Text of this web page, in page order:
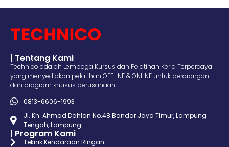
| Tentang Kami
Technico adalah Lembaga Kursus dan Pelatihan Kerja Terpercaya
yang menyediakan pelatihan OFFLINE & ONLINE untuk perorangan
dan program khusus perusahaan
0813-6606-1993
Jl. Kh. Ahmad Dahlan No.48 Bandar Jaya TImur, Lampung
Tengah, Lampung
| Program Kami
Teknik Kendaraan Ringan